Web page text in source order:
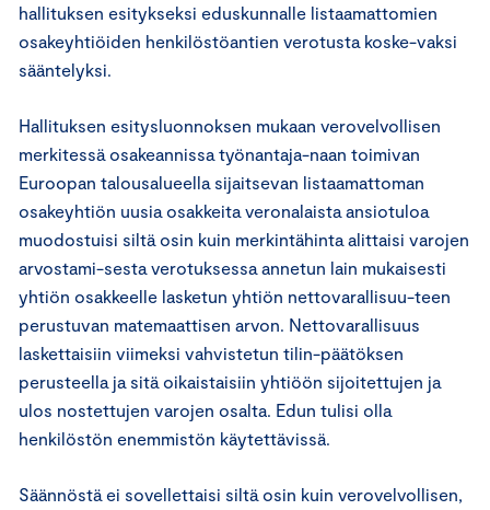
hallituksen esitykseksi eduskunnalle listaamattomien
osakeyhtiöiden henkilöstöantien verotusta koske-vaksi
sääntelyksi.
Hallituksen esitysluonnoksen mukaan verovelvollisen
merkitessä osakeannissa työnantaja-naan toimivan
Euroopan talousalueella sijaitsevan listaamattoman
osakeyhtiön uusia osakkeita veronalaista ansiotuloa
muodostuisi siltä osin kuin merkintähinta alittaisi varojen
arvostami-sesta verotuksessa annetun lain mukaisesti
yhtiön osakkeelle lasketun yhtiön nettovarallisuu-teen
perustuvan matemaattisen arvon. Nettovarallisuus
laskettaisiin viimeksi vahvistetun tilin-päätöksen
perusteella ja sitä oikaistaisiin yhtiöön sijoitettujen ja
ulos nostettujen varojen osalta. Edun tulisi olla
henkilöstön enemmistön käytettävissä.
Säännöstä ei sovellettaisi siltä osin kuin verovelvollisen,